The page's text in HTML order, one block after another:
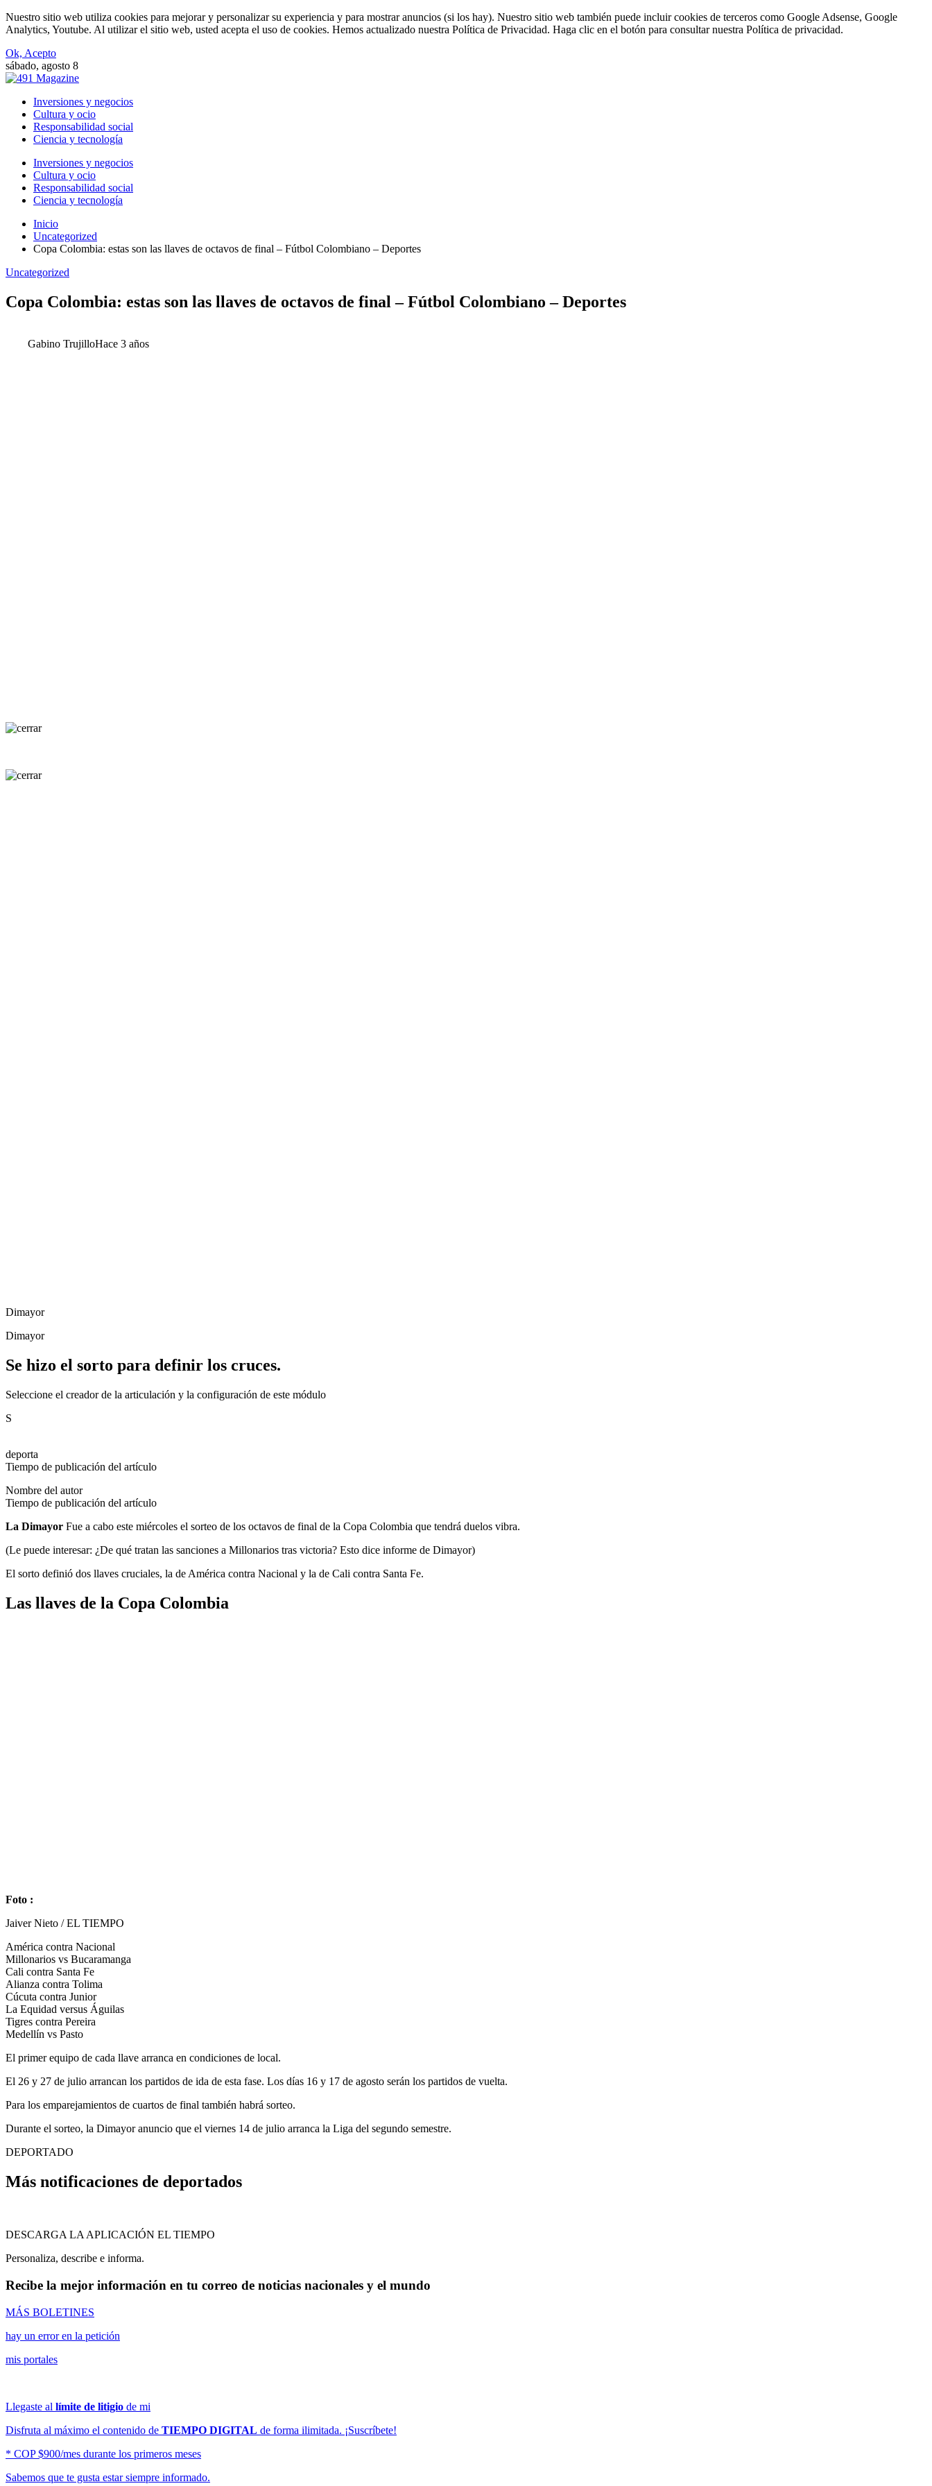
Nuestro sitio web utiliza cookies para mejorar y personalizar su experiencia y para mostrar anuncios (si los hay). Nuestro sitio web también puede incluir cookies de terceros como Google Adsense, Google
Analytics, Youtube. Al utilizar el sitio web, usted acepta el uso de cookies. Hemos actualizado nuestra Política de Privacidad. Haga clic en el botón para consultar nuestra Política de privacidad.
Ok, Acepto
sábado, agosto 8
Inversiones y negocios
Cultura y ocio
Responsabilidad social
Ciencia y tecnología
Inversiones y negocios
Cultura y ocio
Responsabilidad social
Ciencia y tecnología
Inicio
Uncategorized
Copa Colombia: estas son las llaves de octavos de final – Fútbol Colombiano – Deportes
Uncategorized
Copa Colombia: estas son las llaves de octavos de final – Fútbol Colombiano – Deportes
Gabino TrujilloHace 3 años
Dimayor
Dimayor
Se hizo el sorto para definir los cruces.
Seleccione el creador de la articulación y la configuración de este módulo
S
deporta
Tiempo de publicación del artículo
Nombre del autor
Tiempo de publicación del artículo
La Dimayor Fue a cabo este miércoles el sorteo de los octavos de final de la Copa Colombia que tendrá duelos vibra.
(Le puede interesar: ¿De qué tratan las sanciones a Millonarios tras victoria? Esto dice informe de Dimayor)
El sorto definió dos llaves cruciales, la de América contra Nacional y la de Cali contra Santa Fe.
Las llaves de la Copa Colombia
Foto :
Jaiver Nieto / EL TIEMPO
América contra Nacional
Millonarios vs Bucaramanga
Cali contra Santa Fe
Alianza contra Tolima
Cúcuta contra Junior
La Equidad versus Águilas
Tigres contra Pereira
Medellín vs Pasto
El primer equipo de cada llave arranca en condiciones de local.
El 26 y 27 de julio arrancan los partidos de ida de esta fase. Los días 16 y 17 de agosto serán los partidos de vuelta.
Para los emparejamientos de cuartos de final también habrá sorteo.
Durante el sorteo, la Dimayor anuncio que el viernes 14 de julio arranca la Liga del segundo semestre.
DEPORTADO
Más notificaciones de deportados
DESCARGA LA APLICACIÓN EL TIEMPO
Personaliza, describe e informa.
Recibe la mejor información en tu correo de noticias nacionales y el mundo
MÁS BOLETINES
hay un error en la petición
mis portales
Llegaste al límite de litigio de mi
Disfruta al máximo el contenido de TIEMPO DIGITAL de forma ilimitada. ¡Suscríbete!
* COP $900/mes durante los primeros meses
Sabemos que te gusta estar siempre informado.